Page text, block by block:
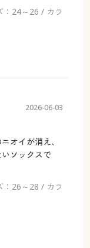
：24～26 / カラ
2026-06-03
オイが消え、
ソックスで
：26～28 / カラ